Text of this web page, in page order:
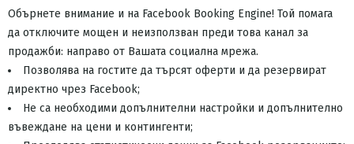
Обърнете внимание и на Facebook Booking Engine! Той помага
да отключите мощен и неизползван преди това канал за
продажби: направо от Вашата социална мрежа.
Позволява на гостите да търсят оферти и да резервират
директно чрез Facebook;
Не са необходими допълнителни настройки и допълнително
въвеждане на цени и контингенти;